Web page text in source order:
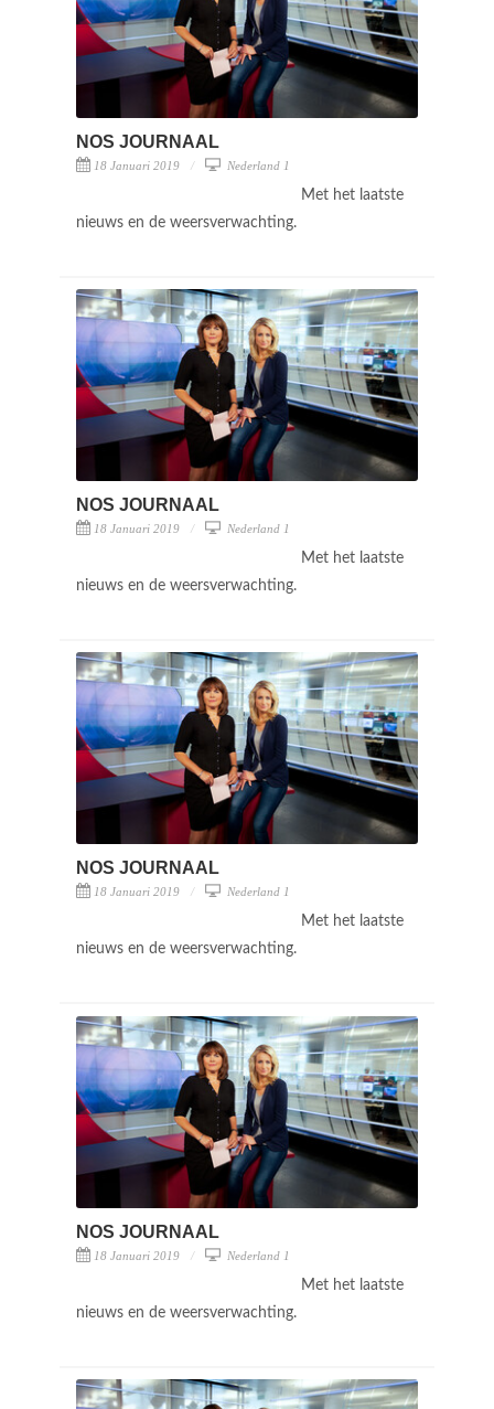
NOS JOURNAAL
18 Januari 2019 Nederland 1
Met het laatste
nieuws en de weersverwachting.
NOS JOURNAAL
18 Januari 2019 Nederland 1
Met het laatste
nieuws en de weersverwachting.
NOS JOURNAAL
18 Januari 2019 Nederland 1
Met het laatste
nieuws en de weersverwachting.
NOS JOURNAAL
18 Januari 2019 Nederland 1
Met het laatste
nieuws en de weersverwachting.